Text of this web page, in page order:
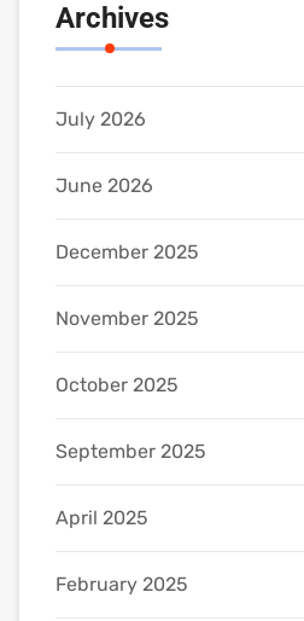
Archives
July 2026
June 2026
December 2025
November 2025
October 2025
September 2025
April 2025
February 2025